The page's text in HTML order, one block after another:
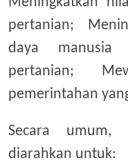
pertanian;
daya manusia
pertanian;
pemerintahan
Secara
diarahkan untuk: